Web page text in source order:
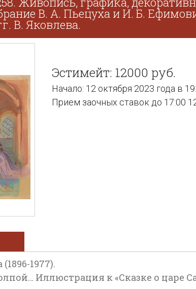
В. А. Пьецуха и И. Б.
В. Яковлева.
Эстимейт: 12000 руб.
Начало: 12 октября 2023 года в
Прием заочных ставок до 17:00
1977).
Иллюстрация к «Сказке о царе